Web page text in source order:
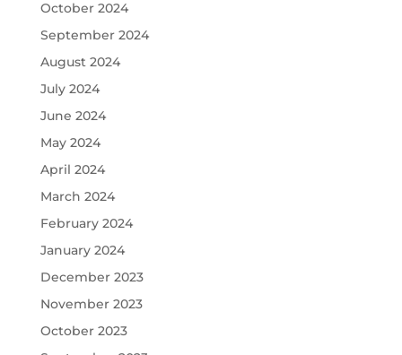
October 2024
September 2024
August 2024
July 2024
June 2024
May 2024
April 2024
March 2024
February 2024
January 2024
December 2023
November 2023
October 2023